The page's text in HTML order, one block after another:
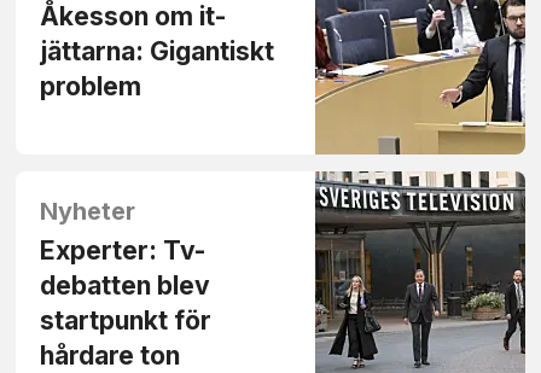
Åkesson om it-
jättarna: Gigantiskt
problem
Nyheter
Experter: Tv-
debatten blev
startpunkt för
hårdare ton